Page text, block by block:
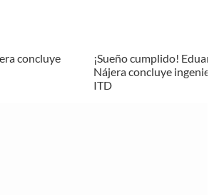
concluye
¡Sueño cumplido!
Nájera concluye
ITD